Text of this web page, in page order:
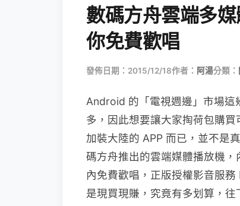
數碼方舟雲端多
你免費歡唱
發佈日期：2015/12/18作者： 阿湯分類：
Android 的「電視週邊」市場這
多，因此想要讓大家掏荷包購
加裝大陸的 APP 而已，並不是
碼方舟推出的雲端媒體播放機
內免費歡唱，正版授權影音服
是現買現賺，究竟有多划算，往